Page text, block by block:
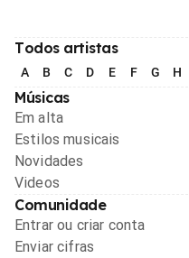
Todos artistas
A B C D E F G H
Músicas
Em alta
Estilos musicais
Novidades
Videos
Comunidade
Entrar ou criar conta
Enviar cifras